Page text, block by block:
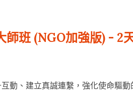
班 (NGO加強版) - 2
動、建立真誠連繫，強化使命驅